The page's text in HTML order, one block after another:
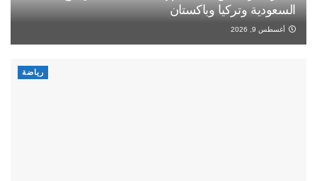
السعودية وتركيا وباكستان
أغسطس 9, 2026
رياضة